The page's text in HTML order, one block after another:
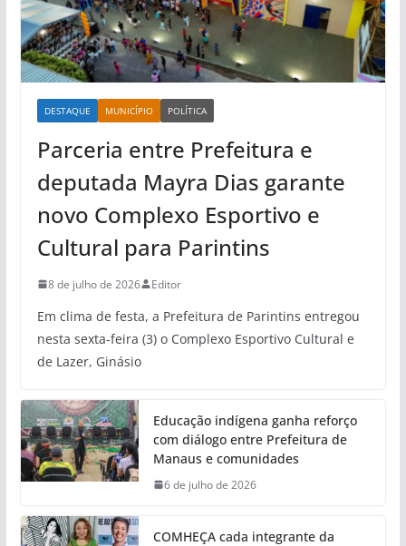
DESTAQUE MUNICÍPIO POLÍTICA
Parceria entre Prefeitura e
deputada Mayra Dias garante
novo Complexo Esportivo e
Cultural para Parintins
8 de julho de 2026 Editor
Em clima de festa, a Prefeitura de Parintins entregou
nesta sexta-feira (3) o Complexo Esportivo Cultural e
de Lazer, Ginásio
Educação indígena ganha reforço
com diálogo entre Prefeitura de
Manaus e comunidades
6 de julho de 2026
COMHEÇA cada integrante da